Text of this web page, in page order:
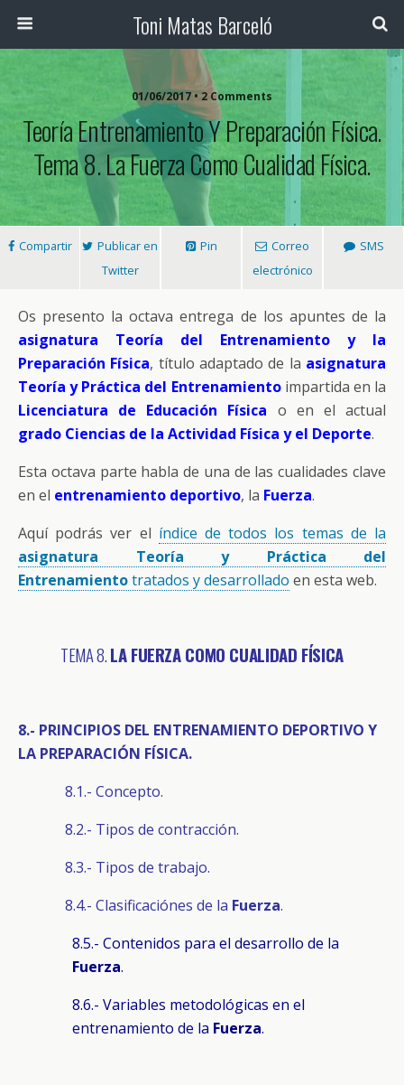
Toni Matas Barceló
01/06/2017 • 2 Comments
Teoría Entrenamiento Y Preparación Física.
Tema 8. La Fuerza Como Cualidad Física.
Compartir
Publicar en
Twitter
Pin
Correo
electrónico
SMS
Os presento la octava entrega de los apuntes de la
asignatura Teoría del Entrenamiento y la
Preparación Física, título adaptado de la asignatura
Teoría y Práctica del Entrenamientoimpartida en la
Licenciatura de Educación Física o en el actual
grado Ciencias de la Actividad Física y el Deporte.
Esta octava parte habla de una de las cualidades clave
en el entrenamiento deportivo, la Fuerza.
Aquí podrás ver el índice de todos los temas de la
asignatura Teoría y Práctica del
Entrenamientotratados y desarrollado en esta web.
TEMA 8.LA FUERZA COMO CUALIDAD FÍSICA
8.- PRINCIPIOS DEL ENTRENAMIENTO DEPORTIVO Y
LA PREPARACIÓN FÍSICA.
8.1.- Concepto.
8.2.- Tipos de contracción.
8.3.- Tipos de trabajo.
8.4.- Clasificaciónes de la Fuerza.
8.5.- Contenidos para el desarrollo de la
Fuerza.
8.6.- Variables metodológicas en el
entrenamiento de la Fuerza.